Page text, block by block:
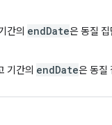
간의 endDate은 동질 집
기간의 endDate은 동질